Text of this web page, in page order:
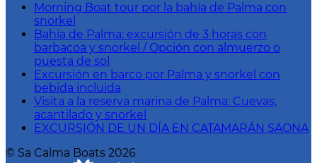
Morning Boat tour por la bahía de Palma con
snorkel
Bahía de Palma: excursión de 3 horas con
barbacoa y snorkel / Opción con almuerzo o
puesta de sol
Excursión en barco por Palma y snorkel con
bebida incluida
Visita a la reserva marina de Palma: Cuevas,
acantilado y snorkel
EXCURSIÓN DE UN DÍA EN CATAMARÁN SAONA
© Sa Calma Boats 2026